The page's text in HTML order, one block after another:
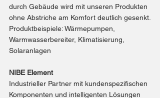
durch Gebäude wird mit unseren Produkten
ohne Abstriche am Komfort deutlich gesenkt.
Produktbeispiele: Wärmepumpen
Warmwasserbereiter, Klimatisierung
Solaranlagen
NIBE Element
Industrieller Partner mit kundenspezifischen
Komponenten und intelligenten Lösungen